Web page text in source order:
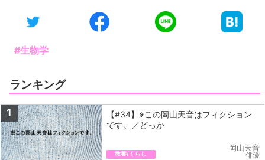
#生物学
ランキング
1
【#34】※この岡山天音はフィクション
です。／どっか
教養/くらし
岡山天音
俳優